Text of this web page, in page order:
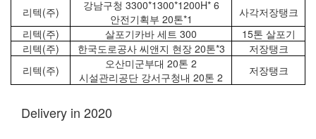
리텍(주)
강남구청 3300*1300*1200H* 6
안전기획부 20톤*1
사각저장탱크
리텍(주)
살포기카바 세트 300
15톤 살포기
리텍(주)
한국도로공사 씨앤지 현장 20톤*3
저장탱크
리텍(주)
오산미군부대 20톤 2
시설관리공단 강서구청내 20톤 2
저장탱크
Delivery in 2020